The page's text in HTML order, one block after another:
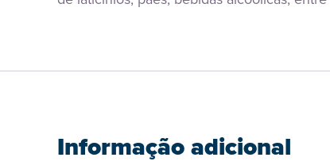
Informação adicional